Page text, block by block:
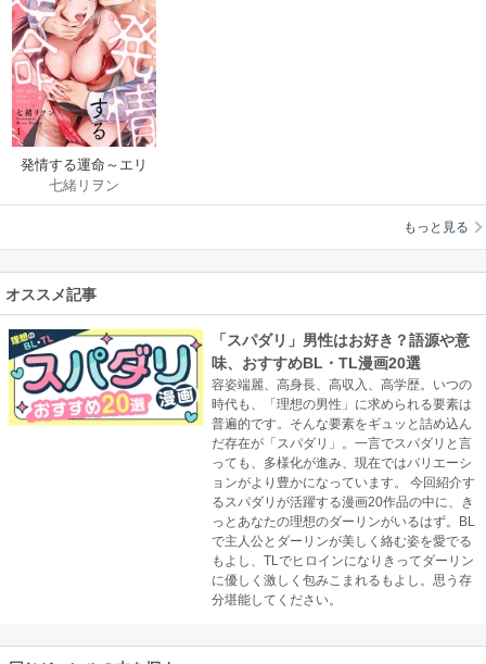
発情する運命～エリ
ートαの理性が限界～
七緒リヲン
もっと見る
オススメ記事
「スパダリ」男性はお好き？語源や意
味、おすすめBL・TL漫画20選
容姿端麗、高身長、高収入、高学歴。いつの
時代も、「理想の男性」に求められる要素は
普遍的です。そんな要素をギュッと詰め込ん
だ存在が「スパダリ」。一言でスパダリと言
っても、多様化が進み、現在ではバリエーシ
ョンがより豊かになっています。 今回紹介す
るスパダリが活躍する漫画20作品の中に、き
っとあなたの理想のダーリンがいるはず。BL
で主人公とダーリンが美しく絡む姿を愛でる
もよし、TLでヒロインになりきってダーリン
に優しく激しく包みこまれるもよし。思う存
分堪能してください。